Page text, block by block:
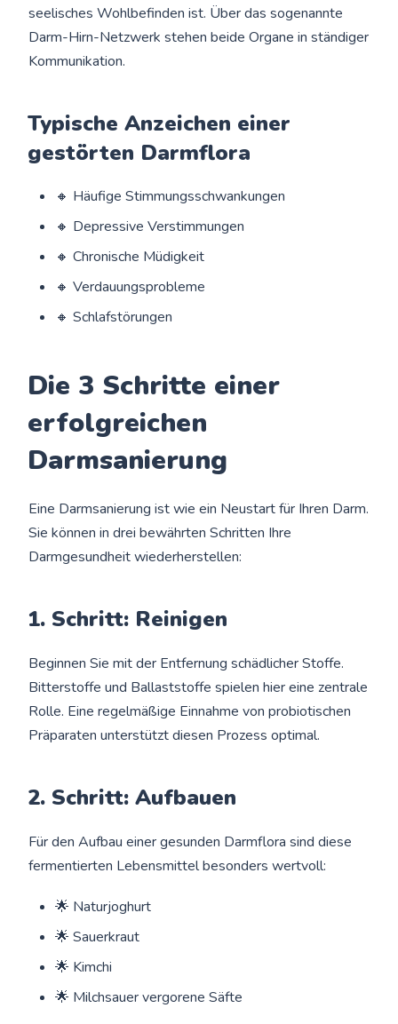
seelisches Wohlbefinden ist. Über das sogenannte
Darm-Hirn-Netzwerk stehen beide Organe in ständiger
Kommunikation.
Typische Anzeichen einer
gestörten Darmflora
🔸 Häufige Stimmungsschwankungen
🔸 Depressive Verstimmungen
🔸 Chronische Müdigkeit
🔸 Verdauungsprobleme
🔸 Schlafstörungen
Die 3 Schritte einer
erfolgreichen
Darmsanierung
Eine Darmsanierung ist wie ein Neustart für Ihren Darm.
Sie können in drei bewährten Schritten Ihre
Darmgesundheit wiederherstellen:
1. Schritt: Reinigen
Beginnen Sie mit der Entfernung schädlicher Stoffe.
Bitterstoffe und Ballaststoffe spielen hier eine zentrale
Rolle. Eine regelmäßige Einnahme von probiotischen
Präparaten unterstützt diesen Prozess optimal.
2. Schritt: Aufbauen
Für den Aufbau einer gesunden Darmflora sind diese
fermentierten Lebensmittel besonders wertvoll:
🌟 Naturjoghurt
🌟 Sauerkraut
🌟 Kimchi
🌟 Milchsauer vergorene Säfte